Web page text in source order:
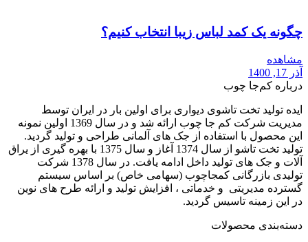
چگونه یک کمد لباس زیبا انتخاب کنیم؟
مشاهده
آذر 17, 1400
درباره کم‌جا چوب
ایده تولید تخت تاشوی دیواری برای اولین بار در ایران توسط
مدیریت شرکت کم جا چوب ارائه شد و در سال 1369 اولین نمونه
این محصول با استفاده از جک های آلمانی طراحی و تولید گردید.
تولید تخت تاشو از سال 1374 آغاز و سال 1375 با بهره گیری از یراق
آلات و جک های تولید داخل ادامه یافت. در سال 1378 شرکت
تولیدی بازرگانی کمجاچوب (سهامی خاص) بر اساس سیستم
گسترده مدیریتی و خدماتی ، افزایش تولید و ارائه طرح های نوین
در این زمینه تاسیس گردید.
دسته‌بندی محصولات